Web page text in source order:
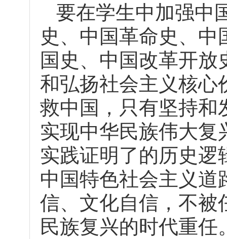
要在学生中加强中
史、中国革命史、
国史、中国改革开
和弘扬社会主义核心
救中国，只有坚持和
实现中华民族伟大复
实践证明了的历史逻
中国特色社会主义道
信、文化自信，不被
民族复兴的时代重任